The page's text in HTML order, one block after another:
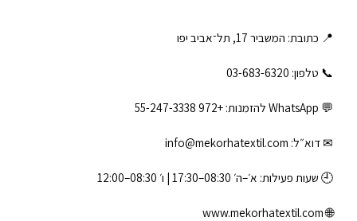
📍 כתובת: המשביר 17, תל־אביב יפו
📞 טלפון: ‎03-683-6320
💬 WhatsApp להזמנות: +972 55-247-3338
✉ דוא״ל: info@mekorhatextil.com
🕘 שעות פעילות: א׳–ה׳ 08:30–17:30 | ו׳ 08:30–12:00
🌐
www.mekorhatextil.com